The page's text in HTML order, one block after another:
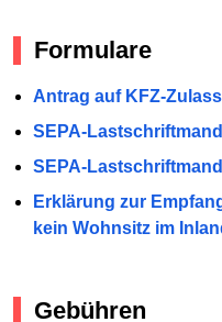
Formulare
Antrag auf KFZ-
SEPA-
SEPA-
Erklärung zur
kein Wohnsitz im
Gebühren